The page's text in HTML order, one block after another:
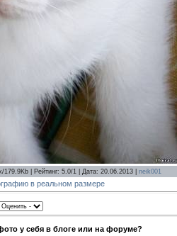
| Рейтинг: 5.0/1 | Дата: 20.06.2013 | neik001
в реальном размере
у себя в блоге или на форуме?